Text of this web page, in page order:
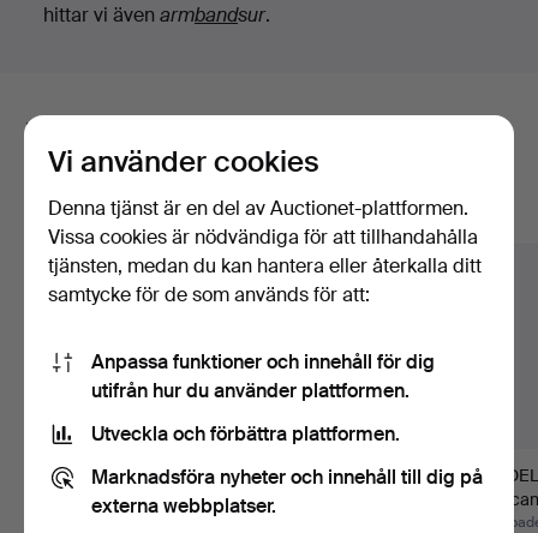
hittar vi även armbandsur.
Här är föremål från vårt arkiv som
matchar din sökning
Visa alla föremål
VAPENROCKAR, 3 st,
samt mössa, Kapten
ROTETAVLA OCH
BAJONETTER, 3 delar.
war
Vi använder cookies
Denna tjänst är en del av Auctionet-plattformen.
Vissa cookies är nödvändiga för att tillhandahålla
tjänsten, medan du kan hantera eller återkalla ditt
samtycke för de som används för att:
Anpassa funktioner och innehåll för dig
utifrån hur du använder plattformen.
Utveckla och förbättra plattformen.
Marknadsföra nyheter och innehåll till dig på
externa webbplatser.